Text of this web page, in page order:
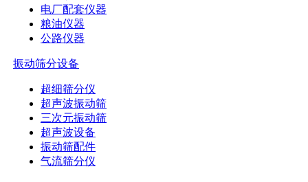
电厂配套仪器
粮油仪器
公路仪器
振动筛分设备
超细筛分仪
超声波振动筛
三次元振动筛
超声波设备
振动筛配件
气流筛分仪